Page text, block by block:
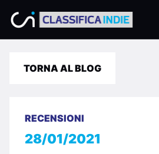
TORNA AL BLOG
RECENSIONI
28/01/2021